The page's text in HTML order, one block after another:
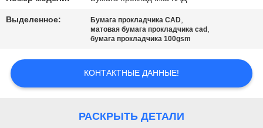
СЛУЧАИ
САЙТА
Выделенное: Бумага прокладчика CAD,
матовая бумага прокладчика cad ,
бумага прокладчика 100gsm
КОНТАКТНЫЕ ДАННЫЕ!
РАСКРЫТЬ ДЕТАЛИ